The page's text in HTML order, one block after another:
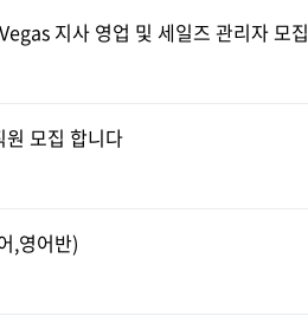
지사 영업 및 세일즈 관리자 모집
모집 합니다
,영어반)